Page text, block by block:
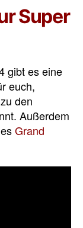
Super
gibt es eine
euch,
den
Außerdem
Grand